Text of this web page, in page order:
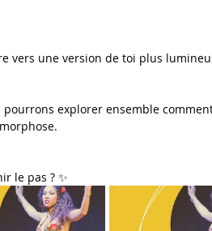
vers une version de toi plus
explorer ensemble
le pas ? ✨